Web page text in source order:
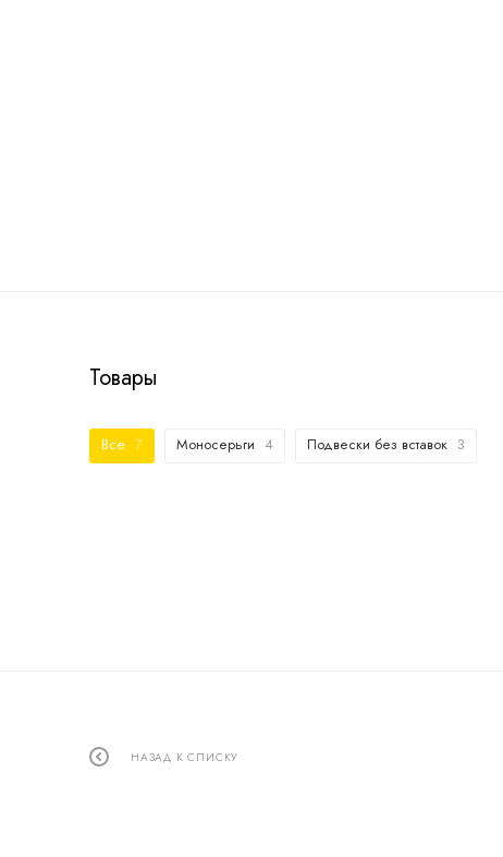
Товары
Все 7 Моносерьги 4 Подвески без вставок 3
НАЗАД К СПИСКУ